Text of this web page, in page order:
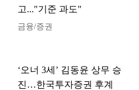
고..."기준 과도"
금융/증권
‘오너 3세’ 김동윤 상무 승
진…한국투자증권 후계